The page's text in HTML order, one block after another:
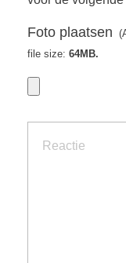
Foto plaatsen
file size: 64MB.